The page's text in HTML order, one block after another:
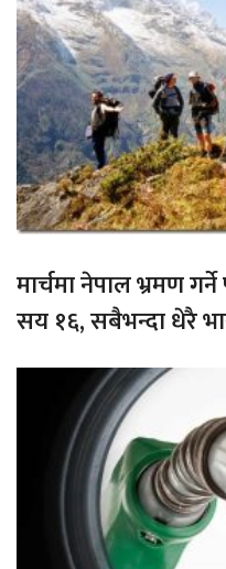
मार्चमा नेपाल भ्रमण
सय १६, सबैभन्दा धेरै